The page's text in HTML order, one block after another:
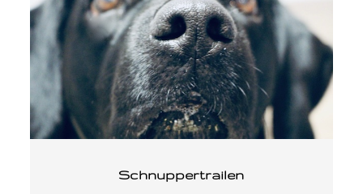
Schnuppertrailen